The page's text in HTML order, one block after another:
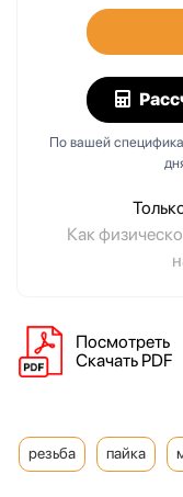
По вашей
Как
Посмотреть
Скачать PDF
резьба пайка